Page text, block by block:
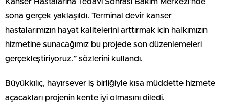
sona gerçek yaklaşıldı. Terminal devir kanser
hastalarımızın hayat kalitelerini arttırmak için halkımızın
hizmetine sunacağımız bu projede son düzenlemeleri
gerçekleştiriyoruz.” sözlerini kullandı.
Büyükkılıç, hayırsever iş birliğiyle kısa müddette hizmete
açacakları projenin kente iyi olmasını diledi.